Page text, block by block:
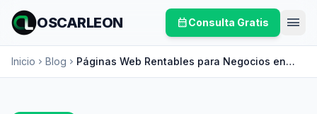
OSCARLEON calendar_monthConsulta Gratis menu
Inicio chevron_right Blog chevron_right Páginas Web Rentables para Negocios en
Área Metropolitana de Ensenada, Baja